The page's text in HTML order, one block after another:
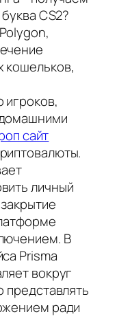
CS2?
кошельков,
игроков,
сайт
личный
В
Prisma
вокруг
представлять
ради